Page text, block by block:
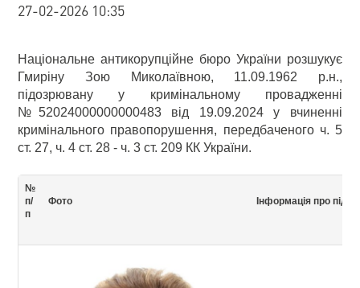
27-02-2026 10:35
Національне антикорупційне бюро України розшукує
Гмиріну Зою Миколаївною, 11.09.1962 р.н.,
підозрювану у кримінальному провадженні
№52024000000000483 від 19.09.2024 у вчиненні
кримінального правопорушення, передбаченого ч. 5
ст. 27, ч. 4 ст. 28 - ч. 3 ст. 209 КК України.
№
п/
п
Фото Інформація про